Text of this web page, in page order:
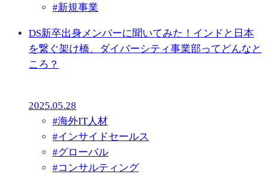
#新規事業
DS新卒出身メンバーに聞いてみた！インドと日本
を繋ぐ架け橋、ダイバーシティ事業部ってどんなと
ころ？
2025.05.28
#海外IT人材
#インサイドセールス
#グローバル
#コンサルティング